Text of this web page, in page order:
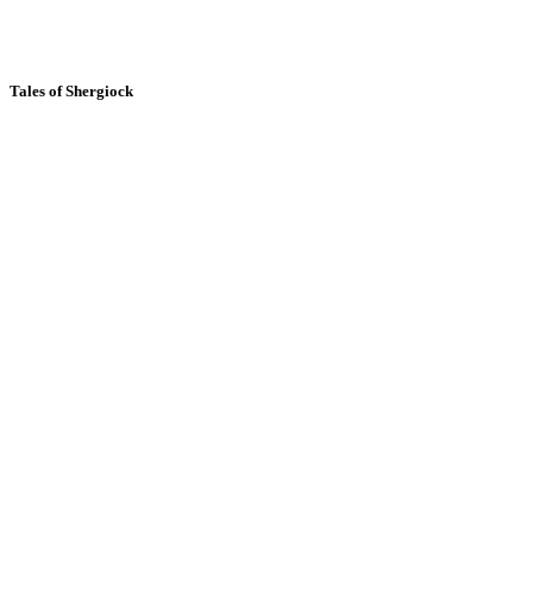
Tales of Shergiock